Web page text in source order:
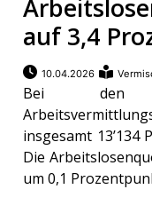
auf 3,4
10.04.2026
Bei den
insgesamt 13’134
Die
um 0,1